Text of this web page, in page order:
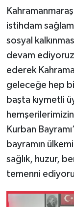
istihdam
sosyal
devam
ederek
geleceğe hep
başta kıymetli
Kurban
bayramın
sağlık, huzur,
temenni